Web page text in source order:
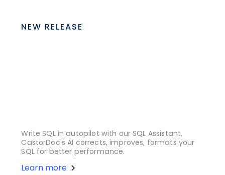
NEW RELEASE
Write SQL in autopilot with our SQL Assistant.
CastorDoc's AI corrects, improves, formats your
SQL for better performance.
Learn more